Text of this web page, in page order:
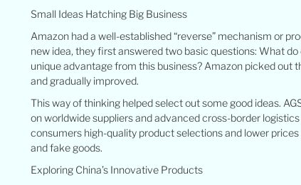
Small Ideas Hatching Big Business
Amazon had a well-established “reverse” mechanism or
new idea, they first answered two basic questions: What
unique advantage from this business? Amazon picked
and gradually improved.
This way of thinking helped select out some good ideas.
on worldwide suppliers and advanced cross-border
consumers high-quality product selections and lower
and fake goods.
Exploring China’s Innovative Products